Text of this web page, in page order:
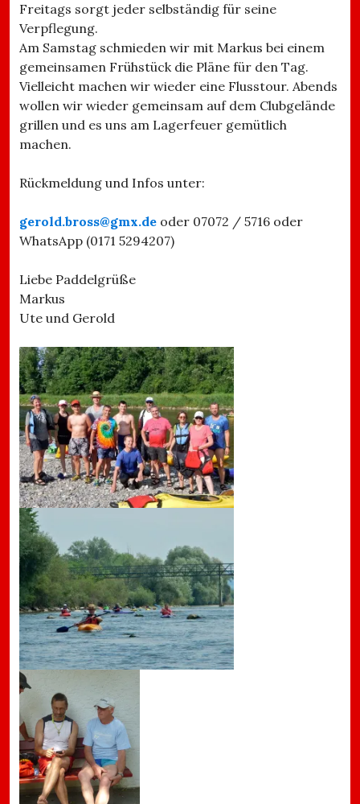
Freitags sorgt jeder selbständig für seine
Verpflegung.
Am Samstag schmieden wir mit Markus bei einem
gemeinsamen Frühstück die Pläne für den Tag.
Vielleicht machen wir wieder eine Flusstour. Abends
wollen wir wieder gemeinsam auf dem Clubgelände
grillen und es uns am Lagerfeuer gemütlich
machen.
Rückmeldung und Infos unter:
gerold.bross@gmx.de oder 07072 / 5716 oder
WhatsApp (0171 5294207)
Liebe Paddelgrüße
Markus
Ute und Gerold